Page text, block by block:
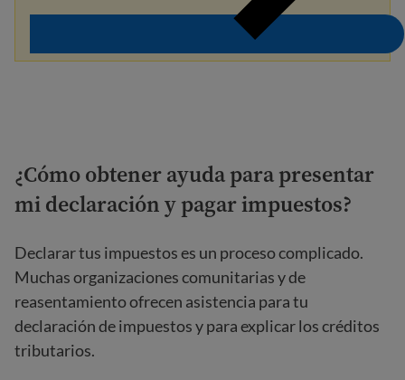
¿Cómo obtener ayuda para presentar
mi declaración y pagar impuestos?
Declarar tus impuestos es un proceso complicado.
Muchas organizaciones comunitarias y de
reasentamiento ofrecen asistencia para tu
declaración de impuestos y para explicar los créditos
tributarios.